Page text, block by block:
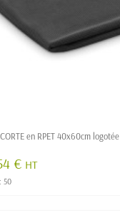
en RPET 40x60cm logotée
€ HT
50